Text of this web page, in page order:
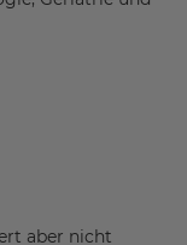
aber nicht